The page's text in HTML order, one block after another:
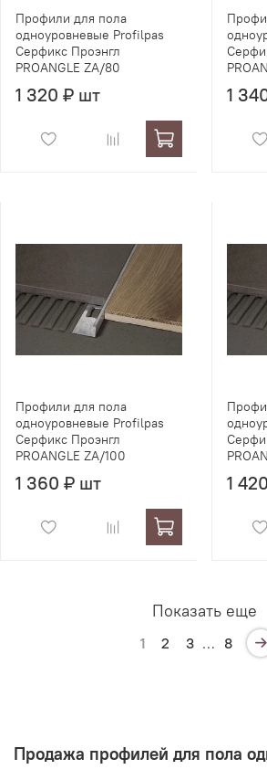
Профили для пола
одноуровневые Profilpas
Серфикс Проэнгл
PROANGLE ZA/80
1 320 ₽ шт 1
Профили для пола
одноуровневые Profilpas
Серфикс Проэнгл
PROANGLE ZA/100
1 360 ₽ шт 1
Показать еще
1 2 3 … 8
Продажа профилей для пола